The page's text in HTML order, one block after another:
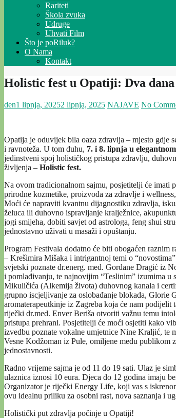
Rariteti
Škola zvuka
Udruge
Uhvati Film
Što je poRiluk?
O Nama
Kontakt
Holistic fest u Opatiji: Dva
den1 lipnja, 20252 lipnja, 2025 NAJAVE No
Opatija je oduvijek bila oaza zdravlja – mjesto gdje
i ravnoteža. U tom duhu, 7. i 8. lipnja u
jedinstveni spoj holističkog pristupa zdravlju,
življenja – Holistic fest.
Na ovom tradicionalnom sajmu, posjetitelji će imati
prirodne kozmetike, proizvoda za zdravlje i
Moći će napraviti kvantnu dijagnostiku zdravlja,
želuca ili duhovno ispravljanje kralježnice,
jogi smijeha, dobiti savjet od astrologa, feng shui
jednostavno uživati u masaži i opuštanju.
Program Festivala dodatno će biti obogaćen raznim
– Krešimira Mišaka i intrigantnoj temi o
svjetski poznate dr.energ. med. Gordane Dragić iz
i pomlađivanju, te najnovijim “Teslinim” izumima u
Mikuličića (Alkemija života) duhovnog kanala i
grupno iscjeljivanje za oslobađanje blokada, Glorie
aromaterapeutkinje iz Zagreba koja će nam podijelit
riječki dr.med. Enver Beriša otvoriti važnu temu
pristupa prehrani. Posjetitelji će moći osjetiti kako
izvedbu poznate vokalne umjetnice Nine Kraljić, te
Vesne Kodžoman iz Pule, omiljene među publikom
jednostavnosti.
Radno vrijeme sajma je od 11 do 19 sati. Ulaz je
ulaznica iznosi 10 eura. Djeca do 12 godina imaju
Organizator je riječki Energy Life, koji vas s
ovu idealnu priliku za osobni rast, nova saznanja i
Holistički put zdravlja počinje u Opatiji!